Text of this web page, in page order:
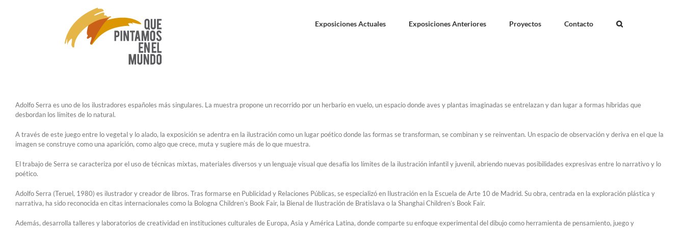
Exposiciones Actuales Exposiciones Anteriores Proyectos Contacto
Adolfo Serra es uno de los ilustradores españoles más singulares. La muestra propone un recorrido por un herbario en vuelo, un espacio donde aves y plantas imaginadas se entrelazan y dan lugar a formas híbridas que
desbordan los límites de lo natural.
A través de este juego entre lo vegetal y lo alado, la exposición se adentra en la ilustración como un lugar poético donde las formas se transforman, se combinan y se reinventan. Un espacio de observación y deriva en el que la
imagen se construye como una aparición, como algo que crece, muta y sugiere más de lo que muestra.
El trabajo de Serra se caracteriza por el uso de técnicas mixtas, materiales diversos y un lenguaje visual que desafía los límites de la ilustración infantil y juvenil, abriendo nuevas posibilidades expresivas entre lo narrativo y lo
poético.
Adolfo Serra (Teruel, 1980) es ilustrador y creador de libros. Tras formarse en Publicidad y Relaciones Públicas, se especializó en Ilustración en la Escuela de Arte 10 de Madrid. Su obra, centrada en la exploración plástica y
narrativa, ha sido reconocida en citas internacionales como la Bologna Children’s Book Fair, la Bienal de Ilustración de Bratislava o la Shanghai Children’s Book Fair.
Además, desarrolla talleres y laboratorios de creatividad en instituciones culturales de Europa, Asia y América Latina, donde comparte su enfoque experimental del dibujo como herramienta de pensamiento, juego y